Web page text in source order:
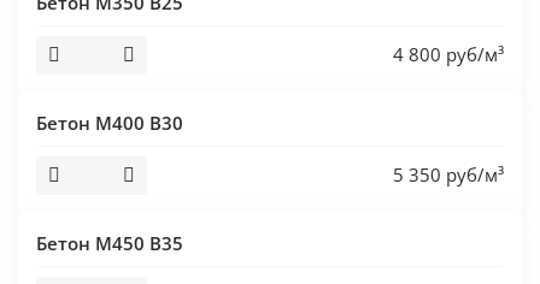
4 800 руб/м³
Бетон М400 В30
5 350 руб/м³
Бетон М450 В35